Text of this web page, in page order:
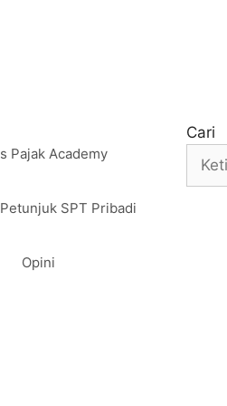
Pajak Academy
SPT Pribadi
Opini
Cari